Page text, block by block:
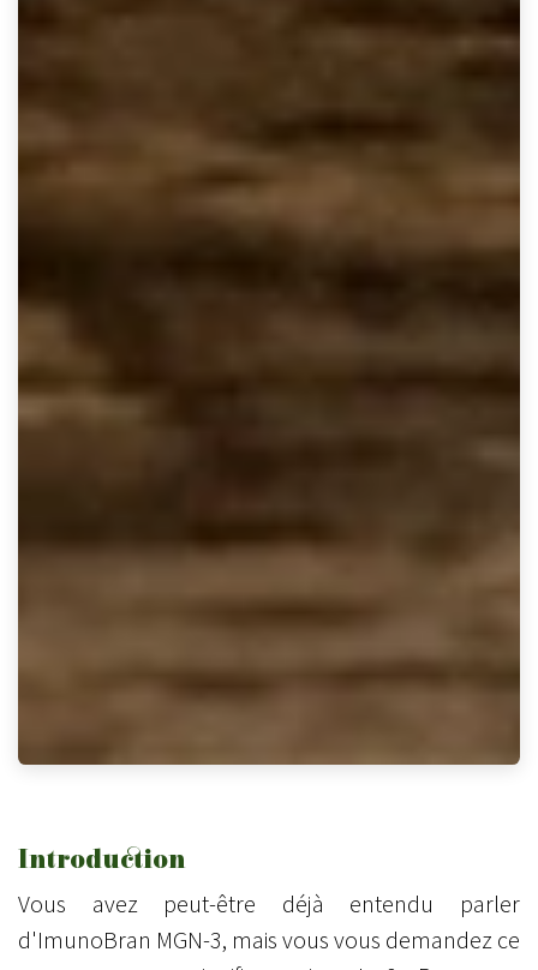
Introduction
Vous avez peut-être déjà entendu parler
d'ImunoBran MGN-3, mais vous vous demandez ce